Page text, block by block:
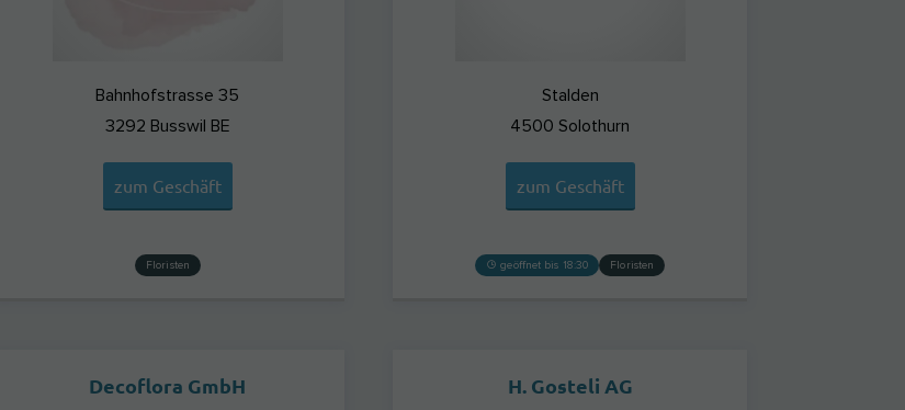
Bahnhofstrasse 35
3292 Busswil BE
zum Geschäft
Floristen
Stalden
4500 Solothurn
zum Geschäft
geöffnet bis 18:30 Floristen
Decoflora GmbH H. Gosteli AG